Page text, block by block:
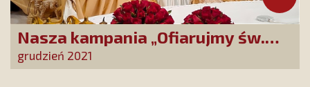
Nasza kampania „Ofiarujmy św.
Ricie 12 000 róż!” w
bożonarodzeniowym wydaniu
grudzień 2021